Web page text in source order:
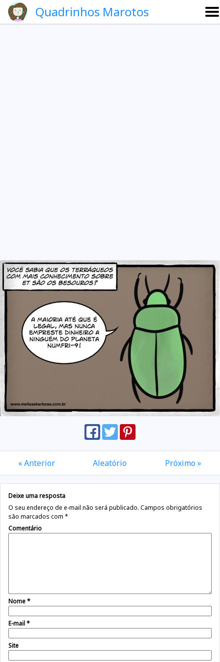
Quadrinhos Marotos
« Anterior Aleatório Próximo »
Deixe uma resposta
O seu endereço de e-mail não será publicado. Campos obrigatórios
são marcados com *
Comentário
Nome*
E-mail*
Site